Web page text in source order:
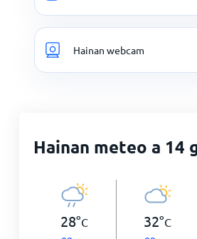
Hainan webcam
Hainan meteo a 14
28°C 32°C